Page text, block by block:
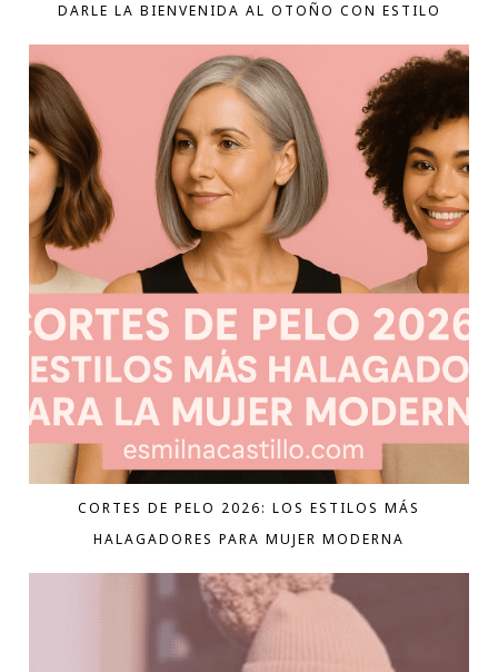
DARLE LA BIENVENIDA AL OTOÑO CON ESTILO
CORTES DE PELO 2026: LOS ESTILOS MÁS
HALAGADORES PARA MUJER MODERNA